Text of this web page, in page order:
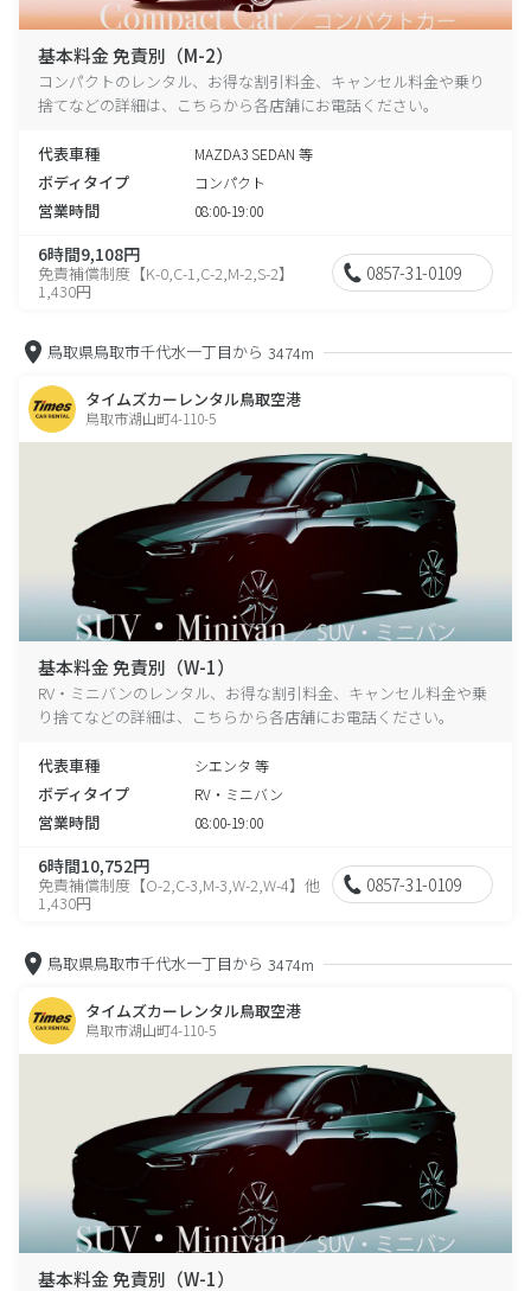
基本料金 免責別（M-2）
コンパクトのレンタル、お得な割引料金、キャンセル料金や乗り
捨てなどの詳細は、こちらから各店舗にお電話ください。
代表車種 MAZDA3 SEDAN 等
ボディタイプ コンパクト
営業時間 08:00-19:00
6時間9,108円
免責補償制度【K-0,C-1,C-2,M-2,S-2】
1,430円
0857-31-0109
鳥取県鳥取市千代水一丁目から 3474m
タイムズカーレンタル鳥取空港
鳥取市湖山町4-110-5
基本料金 免責別（W-1）
RV・ミニバンのレンタル、お得な割引料金、キャンセル料金や乗
り捨てなどの詳細は、こちらから各店舗にお電話ください。
代表車種 シエンタ 等
ボディタイプ RV・ミニバン
営業時間 08:00-19:00
6時間10,752円
免責補償制度【O-2,C-3,M-3,W-2,W-4】他
1,430円
0857-31-0109
鳥取県鳥取市千代水一丁目から 3474m
タイムズカーレンタル鳥取空港
鳥取市湖山町4-110-5
基本料金 免責別（W-1）